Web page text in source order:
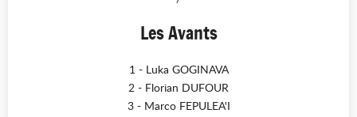
Les Avants
1 - Luka GOGINAVA
2 - Florian DUFOUR
3 - Marco FEPULEA'I